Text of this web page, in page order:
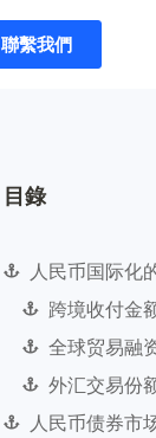
聯繫我們
目錄
人民币国际化
跨境收付金
全球贸易融
外汇交易份
人民币债券市